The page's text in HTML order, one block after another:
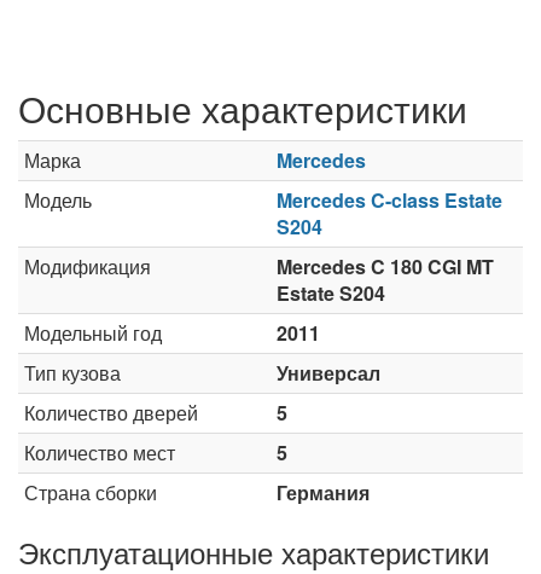
Основные характеристики
Марка
Mercedes
Модель
Mercedes C-class Estate
S204
Модификация
Mercedes C 180 CGI MT
Estate S204
Модельный год
2011
Тип кузова
Универсал
Количество дверей
5
Количество мест
5
Страна сборки
Германия
Эксплуатационные характеристики